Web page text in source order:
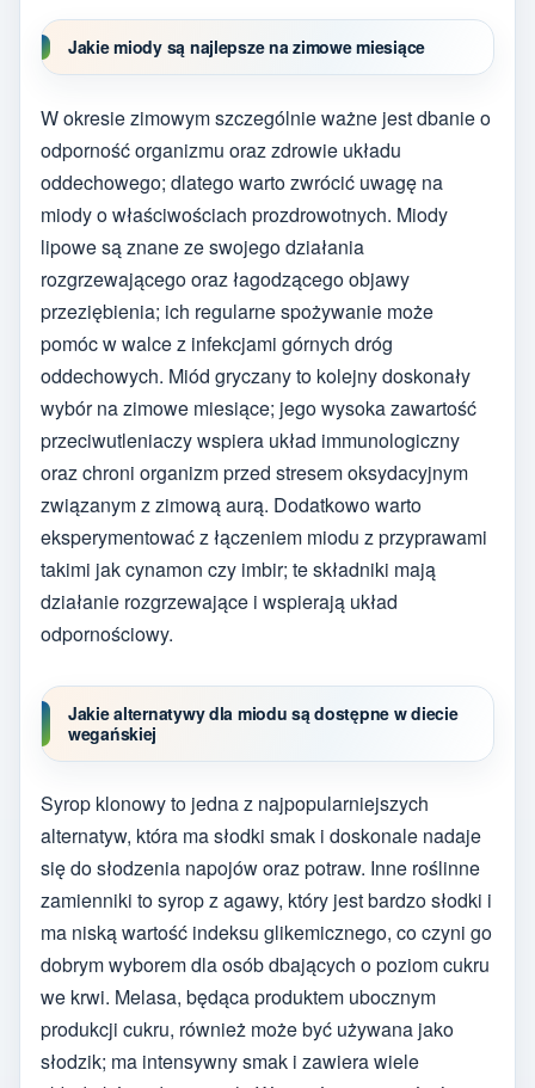
Jakie miody są najlepsze na zimowe miesiące
W okresie zimowym szczególnie ważne jest dbanie o
odporność organizmu oraz zdrowie układu
oddechowego; dlatego warto zwrócić uwagę na
miody o właściwościach prozdrowotnych. Miody
lipowe są znane ze swojego działania
rozgrzewającego oraz łagodzącego objawy
przeziębienia; ich regularne spożywanie może
pomóc w walce z infekcjami górnych dróg
oddechowych. Miód gryczany to kolejny doskonały
wybór na zimowe miesiące; jego wysoka zawartość
przeciwutleniaczy wspiera układ immunologiczny
oraz chroni organizm przed stresem oksydacyjnym
związanym z zimową aurą. Dodatkowo warto
eksperymentować z łączeniem miodu z przyprawami
takimi jak cynamon czy imbir; te składniki mają
działanie rozgrzewające i wspierają układ
odpornościowy.
Jakie alternatywy dla miodu są dostępne w diecie
wegańskiej
Syrop klonowy to jedna z najpopularniejszych
alternatyw, która ma słodki smak i doskonale nadaje
się do słodzenia napojów oraz potraw. Inne roślinne
zamienniki to syrop z agawy, który jest bardzo słodki i
ma niską wartość indeksu glikemicznego, co czyni go
dobrym wyborem dla osób dbających o poziom cukru
we krwi. Melasa, będąca produktem ubocznym
produkcji cukru, również może być używana jako
słodzik; ma intensywny smak i zawiera wiele